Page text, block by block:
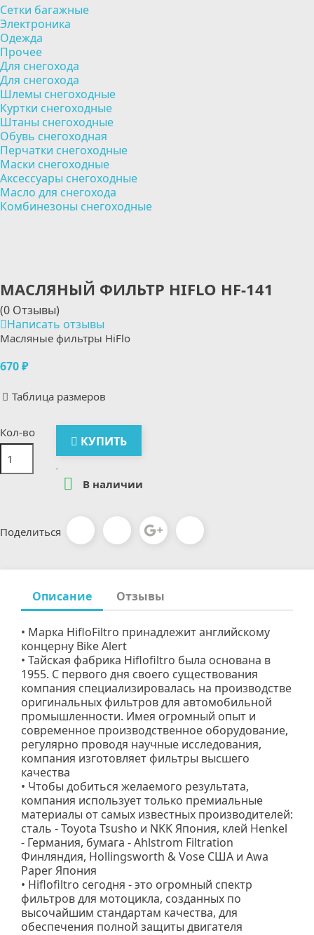
Сетки багажные
Электроника
Одежда
Прочее
Для снегохода
Для снегохода
Шлемы снегоходные
Куртки снегоходные
Штаны снегоходные
Обувь снегоходная
Перчатки снегоходные
Маски снегоходные
Аксессуары снегоходные
Масло для снегохода
Комбинезоны снегоходные
МАСЛЯНЫЙ ФИЛЬТР HIFLO HF-141
(0 Отзывы)
Написать отзывы
Масляные фильтры HiFlo
670 ₽
Таблица размеров
Кол-во
КУПИТЬ
 В наличии
Поделиться
Описание Отзывы
• Марка HifloFiltro принадлежит английскому
концерну Bike Alert
• Тайская фабрика Hiflofiltro была основана в
1955. С первого дня своего существования
компания специализировалась на производстве
оригинальных фильтров для автомобильной
промышленности. Имея огромный опыт и
современное производственное оборудование,
регулярно проводя научные исследования,
компания изготовляет фильтры высшего
качества
• Чтобы добиться желаемого результата,
компания использует только премиальные
материалы от самых известных производителей:
cталь - Toyota Tsusho и NKK Япония, клей Henkel
- Германия, бумага - Ahlstrom Filtration
Финляндия, Hollingsworth & Vose США и Awa
Paper Япония
• Hiflofiltro сегодня - это огромный спектр
фильтров для мотоцикла, созданных по
высочайшим стандартам качества, для
обеспечения полной защиты двигателя